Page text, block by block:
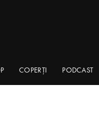
COPERȚI PODCAST